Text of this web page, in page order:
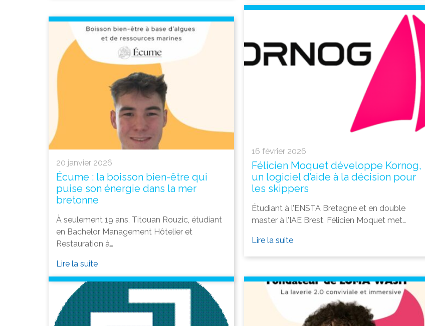
16 février 2026
Félicien Moquet développe Kornog,
un logiciel d’aide à la décision pour
les skippers
Étudiant à l’ENSTA Bretagne et en double
master à l’IAE Brest, Félicien Moquet met…
Lire la suite
20 janvier 2026
Écume : la boisson bien-être qui
puise son énergie dans la mer
bretonne
À seulement 19 ans, Titouan Rouzic, étudiant
en Bachelor Management Hôtelier et
Restauration à…
Lire la suite